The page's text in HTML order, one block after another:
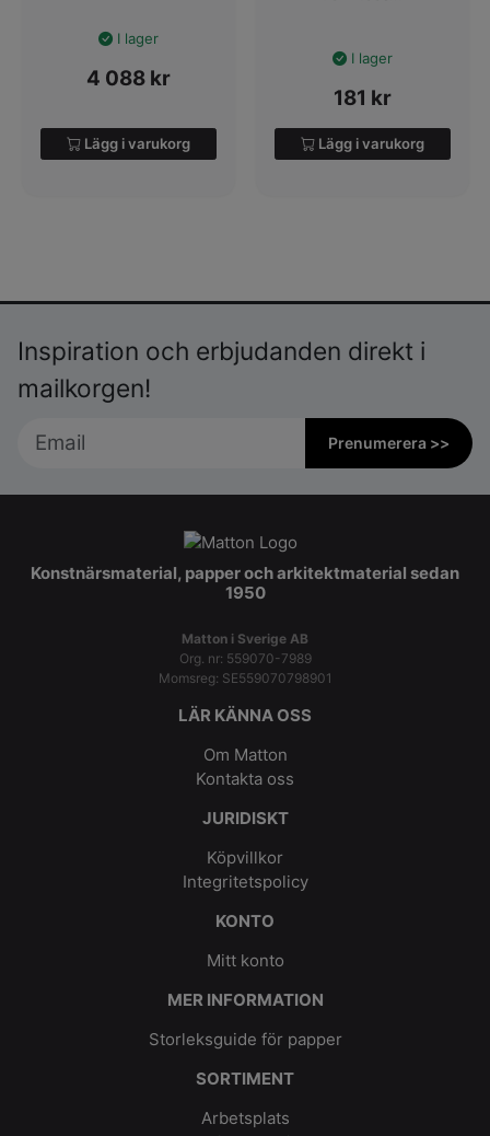
I lager
4 088 kr
Lägg i varukorg
I lager
181 kr
Lägg i varukorg
Inspiration och erbjudanden direkt i
mailkorgen!
Prenumerera >>
Konstnärsmaterial, papper och arkitektmaterial sedan
1950
Matton i Sverige AB
Org. nr: 559070-7989
Momsreg: SE559070798901
LÄR KÄNNA OSS
Om Matton
Kontakta oss
JURIDISKT
Köpvillkor
Integritetspolicy
KONTO
Mitt konto
MER INFORMATION
Storleksguide för papper
SORTIMENT
Arbetsplats